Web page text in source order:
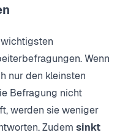
Wenn
nur den kleinsten
Befragung nicht
werden sie weniger
Zudem sinkt